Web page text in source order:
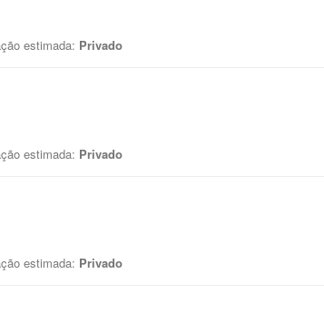
estimada: Privado
estimada: Privado
estimada: Privado